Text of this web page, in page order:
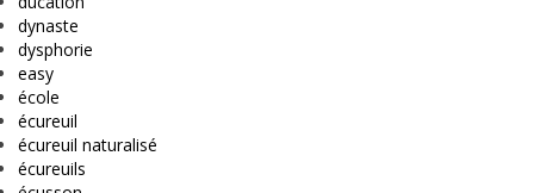
dynaste
dysphorie
easy
école
écureuil
écureuil naturalisé
écureuils